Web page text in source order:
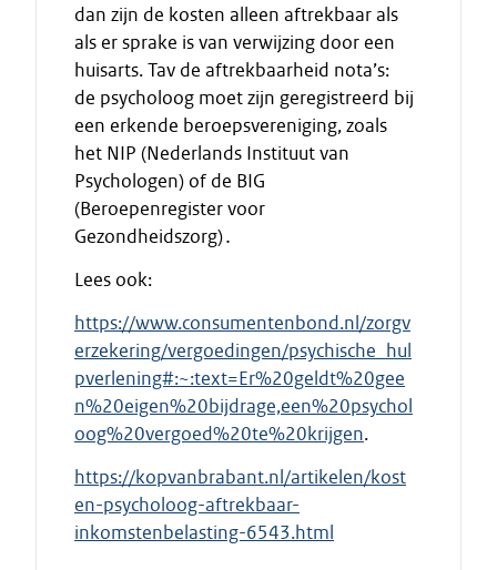
dan zijn de kosten alleen aftrekbaar als
als er sprake is van verwijzing door een
huisarts. Tav de aftrekbaarheid nota’s:
de psycholoog moet zijn geregistreerd bij
een erkende beroepsvereniging, zoals
het NIP (Nederlands Instituut van
Psychologen) of de BIG
(Beroepenregister voor
Gezondheidszorg)․
Lees ook:
https://www.consumentenbond.nl/zorgv
erzekering/vergoedingen/psychische_hul
pverlening#:~:text=Er%20geldt%20gee
n%20eigen%20bijdrage,een%20psychol
oog%20vergoed%20te%20krijgen.
https://kopvanbrabant.nl/artikelen/kost
en-psycholoog-aftrekbaar-
inkomstenbelasting-6543.html